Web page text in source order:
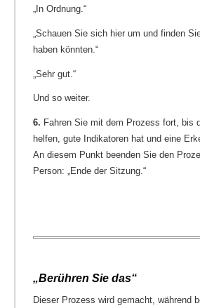
„In Ordnung.“
„Schauen Sie sich hier um und finden
haben könnten.“
„Sehr gut.“
Und so weiter.
6. Fahren Sie mit dem Prozess fort, bis
helfen, gute Indikatoren hat und eine
An diesem Punkt beenden Sie den
Person: „Ende der Sitzung.“
„Berühren Sie das“
Dieser Prozess wird gemacht, während